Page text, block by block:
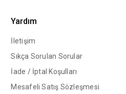
Yardım
İletişim
Sıkça Sorulan Sorular
İade / İptal Koşulları
Mesafeli Satış Sözleşmesi